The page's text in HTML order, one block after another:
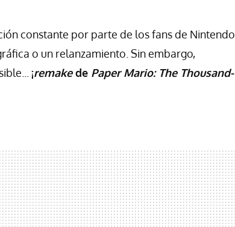
constante por parte de los fans de Nintendo
o un relanzamiento. Sin embargo,
¡remakede Paper Mario: The Thousand-